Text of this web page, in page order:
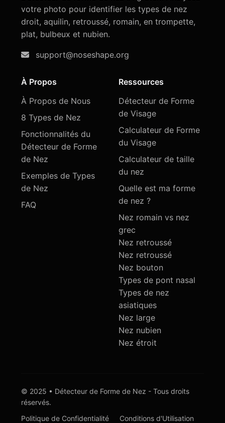
votre photo pour identifier les types de nez
droit, aquilin, retroussé, romain, en trompette,
plat, bulbeux et nubien.
support@noseshape.org
À Propos
À Propos de Nous
8 Types de Nez
Fonctionnalités du
Détecteur de Forme
de Nez
Exemples de Types
de Nez
FAQ
Ressources
Détecteur de Forme
de Visage
Calculateur de Forme
du Visage
Calculateur de taille
du nez
Quelle est ma forme
de nez ?
Nez romain vs nez
grec
Nez retroussé
Nez retroussé
Nez bouton
Types de pont nasal
Types de nez
asiatiques
Nez large
Nez nubien
Nez étroit
© 2025 • Détecteur de Forme de Nez - Tous droits
réservés.
Politique de Confidentialité
Conditions d'Utilisation